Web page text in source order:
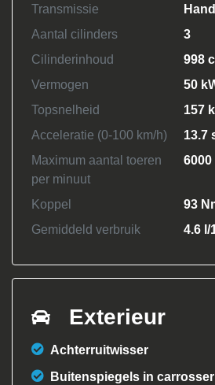
Transmissie
Aantal cilinders
3
Cilinderinhoud
998
Vermogen
50
Topsnelheid
157
Acceleratie (0-100 km/h)
13.7
Maximum aantal toeren
per minuut
6000
Koppel
93
Gemiddeld verbruik
4.6 l/
Exterieur
Achterruitwisser
Buitenspiegels in